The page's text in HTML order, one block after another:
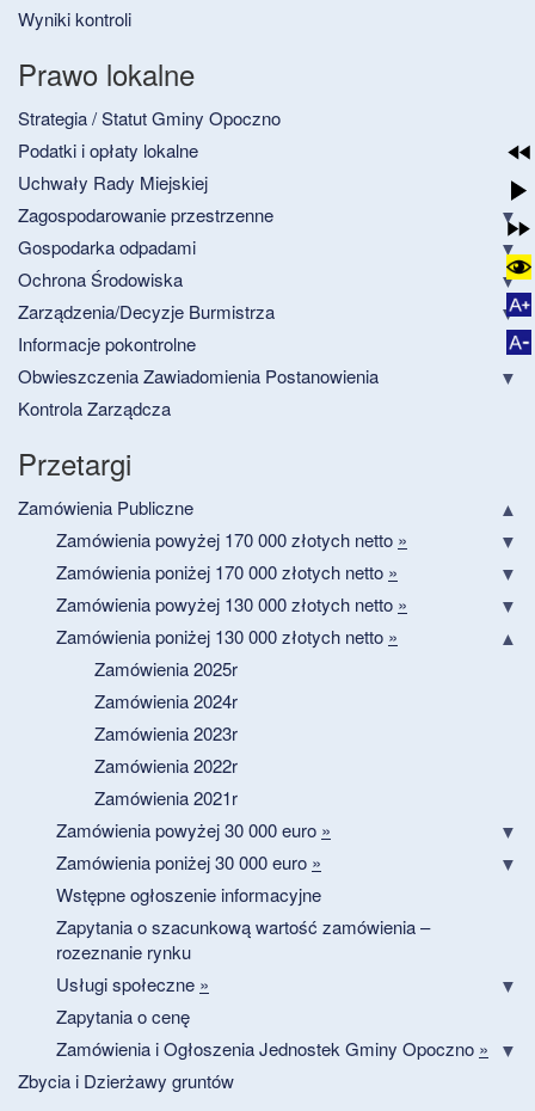
Wyniki kontroli
Prawo lokalne
Strategia / Statut Gminy Opoczno
Podatki i opłaty lokalne
Uchwały Rady Miejskiej
Zagospodarowanie przestrzenne
Gospodarka odpadami
Ochrona Środowiska
Zarządzenia/Decyzje Burmistrza
Informacje pokontrolne
Obwieszczenia Zawiadomienia Postanowienia
Kontrola Zarządcza
Przetargi
Zamówienia Publiczne
Zamówienia powyżej 170 000 złotych netto »
Zamówienia poniżej 170 000 złotych netto »
Zamówienia powyżej 130 000 złotych netto »
Zamówienia poniżej 130 000 złotych netto »
Zamówienia 2025r
Zamówienia 2024r
Zamówienia 2023r
Zamówienia 2022r
Zamówienia 2021r
Zamówienia powyżej 30 000 euro »
Zamówienia poniżej 30 000 euro »
Wstępne ogłoszenie informacyjne
Zapytania o szacunkową wartość zamówienia –
rozeznanie rynku
Usługi społeczne »
Zapytania o cenę
Zamówienia i Ogłoszenia Jednostek Gminy Opoczno »
Zbycia i Dzierżawy gruntów